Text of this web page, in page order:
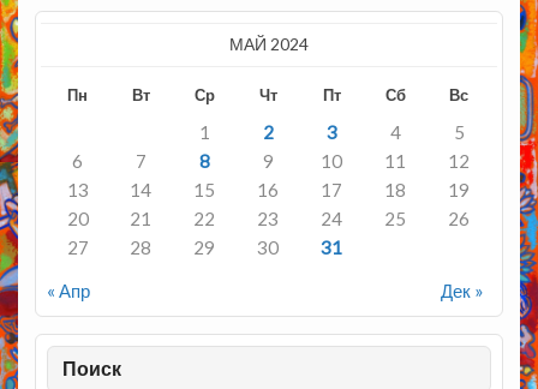
МАЙ 2024
Пн Вт Ср Чт Пт Сб Вс
« Апр Дек »
1 2 3 4
5
6
7 8 9 10 11
12
13
14 15 16 17 18
19
20
21 22 23 24 25
26
27
28 29 30 31
Поиск